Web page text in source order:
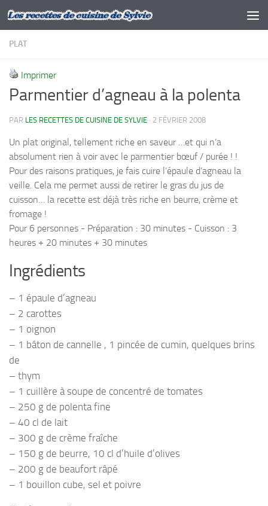
Skip to content
PLAT
Imprimer
Parmentier d’agneau à la polenta
PAR LES RECETTES DE CUISINE DE SYLVIE · 2 FÉVRIER 2008
Un plat original, tellement riche en saveur …et qui n’a
absolument rien à voir avec le parmentier bœuf / purée ! !
Pour des raisons pratiques, je fais cuire l’épaule d’agneau la
veille. Cela me permet aussi de retirer le gras du jus de
cuisson… la recette est déjà très riche en beurre, crème et
fromage !
Pour 6 personnes - Préparation : 30 minutes - Cuisson : 3
heures + 20 minutes + 30 minutes
Ingrédients
– 1 épaule d’agneau
– 2 carottes
– 1 oignon
– 1 bâton de cannelle , 1 pincée de cumin, quelques brins
de
– thym
– 1 cuillère à soupe de concentré de tomates
– 250 g de polenta fine
– 40 cl de lait
– 300 g de crème fraîche
– 150 g de beurre, 10 cl d’huile d’olives
– 200 g de beaufort râpé
– 1 bouillon cube, sel et poivre